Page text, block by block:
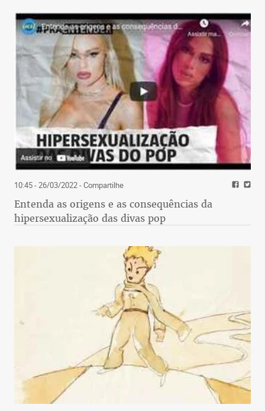
10:45 - 26/03/2022- Compartilhe
Entenda as origens e as consequências da
hipersexualização das divas pop